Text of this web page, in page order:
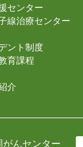
センター
線治療センター
ント制度
育課程
介
んセンター